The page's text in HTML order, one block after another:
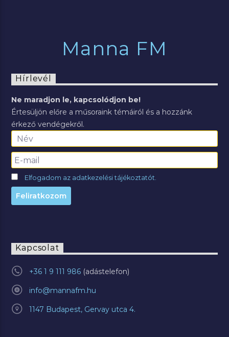
Manna FM
Hírlevél
Ne maradjon le, kapcsolódjon be!
Értesüljön előre a műsoraink témáiról és a hozzánk
érkező vendégekről.
Elfogadom az adatkezelési tájékoztatót.
Kapcsolat
+36 1 9 111 986
info@mannafm.hu
1147 Budapest, Gervay utca 4.